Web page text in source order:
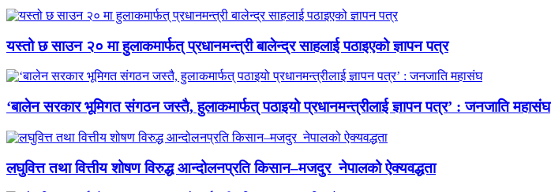
यस्तो छ साउन २० मा हुलाकमार्फत् प्रधानमन्त्री बालेन्द्र साहलाई पठाइएको ज्ञापन पत्र
‘बालेन सरकार भूमिगत संगठन जस्तै, हुलाकमार्फत् पठाइयो प्रधानमन्त्रीलाई ज्ञापन पत्र’ : जनजाति महासंघ
लघुवित्त तथा वित्तीय शोषण विरुद्ध आन्दोलनप्रति किसान–मजदुर नेपालको ऐक्यवद्धता